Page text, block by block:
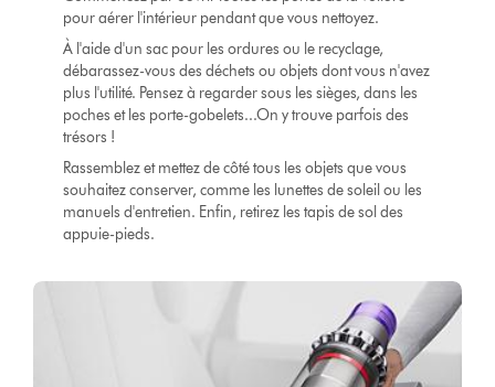
pour aérer l'intérieur pendant que vous nettoyez.
À l'aide d'un sac pour les ordures ou le recyclage,
débarassez-vous des déchets ou objets dont vous n'avez
plus l'utilité. Pensez à regarder sous les sièges, dans les
poches et les porte-gobelets...On y trouve parfois des
trésors !
Rassemblez et mettez de côté tous les objets que vous
souhaitez conserver, comme les lunettes de soleil ou les
manuels d'entretien. Enfin, retirez les tapis de sol des
appuie-pieds.